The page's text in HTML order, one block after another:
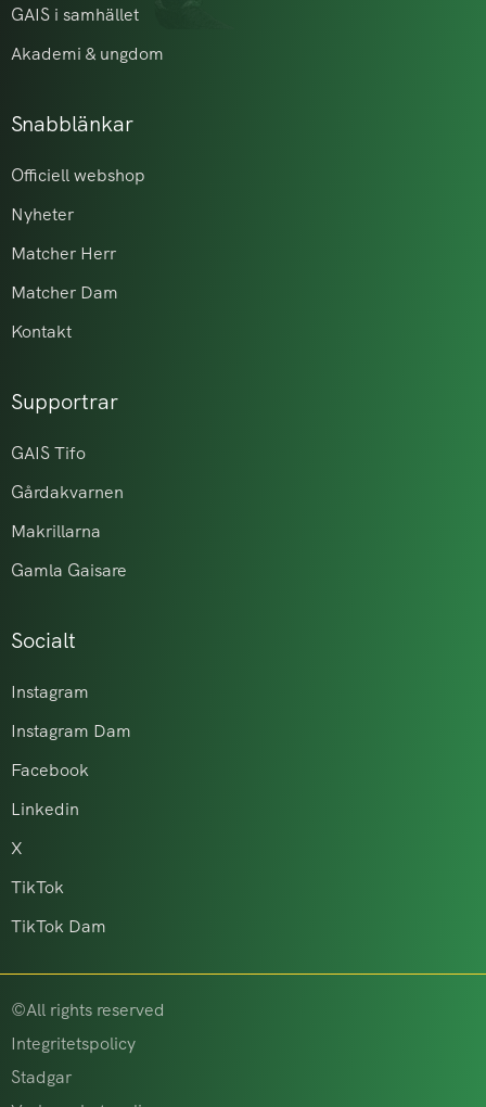
GAIS i samhället
Akademi & ungdom
Snabblänkar
Officiell webshop
Nyheter
Matcher Herr
Matcher Dam
Kontakt
Supportrar
GAIS Tifo
Gårdakvarnen
Makrillarna
Gamla Gaisare
Socialt
Instagram
Instagram Dam
Facebook
Linkedin
X
TikTok
TikTok Dam
©All rights reserved
Integritetspolicy
Stadgar